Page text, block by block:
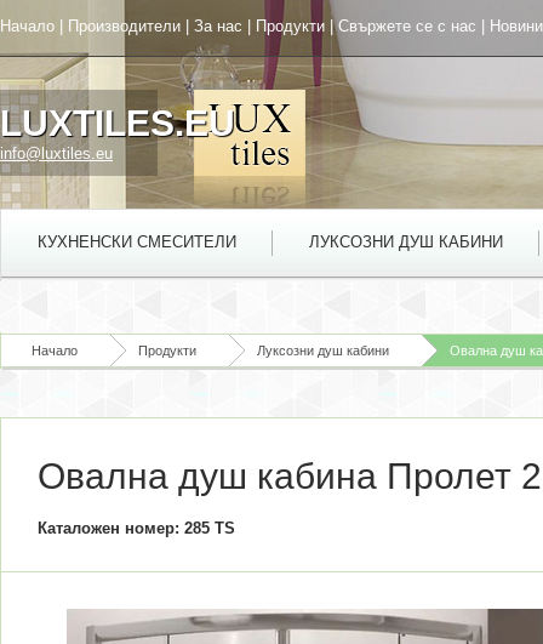
Начало Производители За нас Продукти |Свържете се с нас Новини
LUXTILES.EU
info@luxtiles.eu
КУХНЕНСКИ СМЕСИТЕЛИ ЛУКСОЗНИ ДУШ КАБИНИ
Начало Продукти Луксозни душ кабини Овална душ
Овална душ кабина Пролет
Каталожен номер: 285 TS